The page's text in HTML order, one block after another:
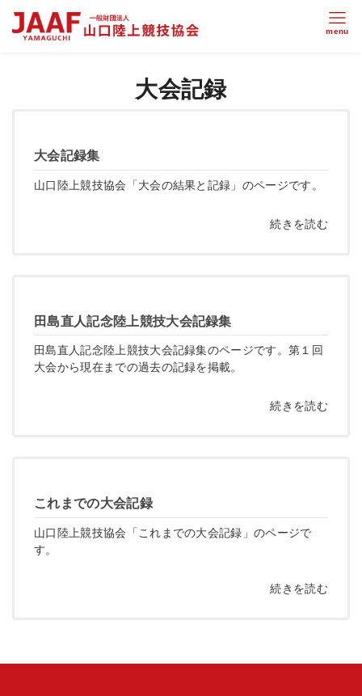
大会記録
大会記録集
山口陸上競技協会「大会の結果と記録」のページです。
続きを読む
田島直人記念陸上競技大会記録集
田島直人記念陸上競技大会記録集のページです。第１回
大会から現在までの過去の記録を掲載。
続きを読む
これまでの大会記録
山口陸上競技協会「これまでの大会記録」のページで
す。
続きを読む